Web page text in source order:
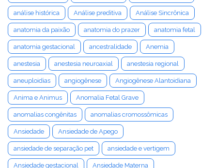
análise histórica Análise preditiva Análise Sincrônica
anatomia da paixão anatomia do prazer anatomia fetal
anatomia gestacional ancestralidade Anemia
anestesia anestesia neuroaxial anestesia regional
aneuploidias angiogênese Angiogênese Alantoidiana
Anima e Animus Anomalia Fetal Grave
anomalias congênitas anomalias cromossômicas
Ansiedade Ansiedade de Apego
ansiedade de separação pet ansiedade e vertigem
Ansiedade gestacional Ansiedade Materna